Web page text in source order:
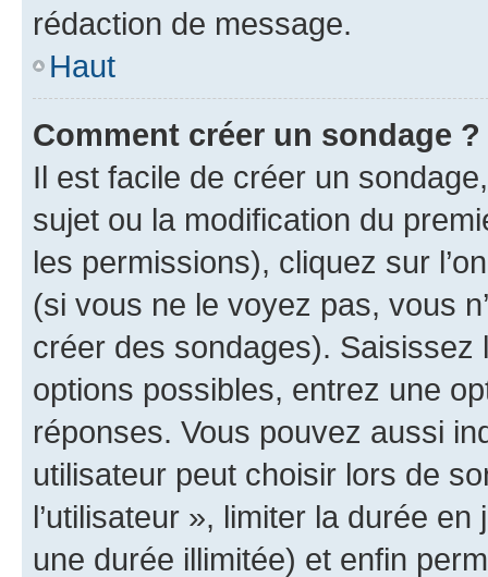
rédaction de message.
Haut
Comment créer un sondage ?
Il est facile de créer un
sujet ou la modification du
les permissions), cliquez sur
(si vous ne le voyez pas, vous
créer des sondages).
options possibles, entrez une
réponses. Vous pouvez aussi
utilisateur peut choisir lors de
l’utilisateur », limiter la durée
une durée illimitée) et enfin